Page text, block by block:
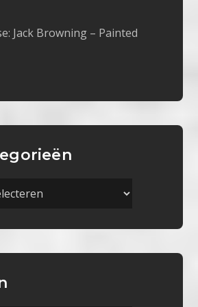
Jack Browning – Painted